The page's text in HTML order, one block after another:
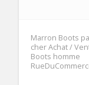
Marron Boots
cher Achat /
Boots homme